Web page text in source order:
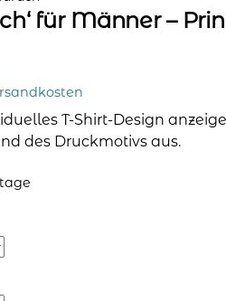
für Männer –
T-Shirt-Design
des Druckmotivs aus.